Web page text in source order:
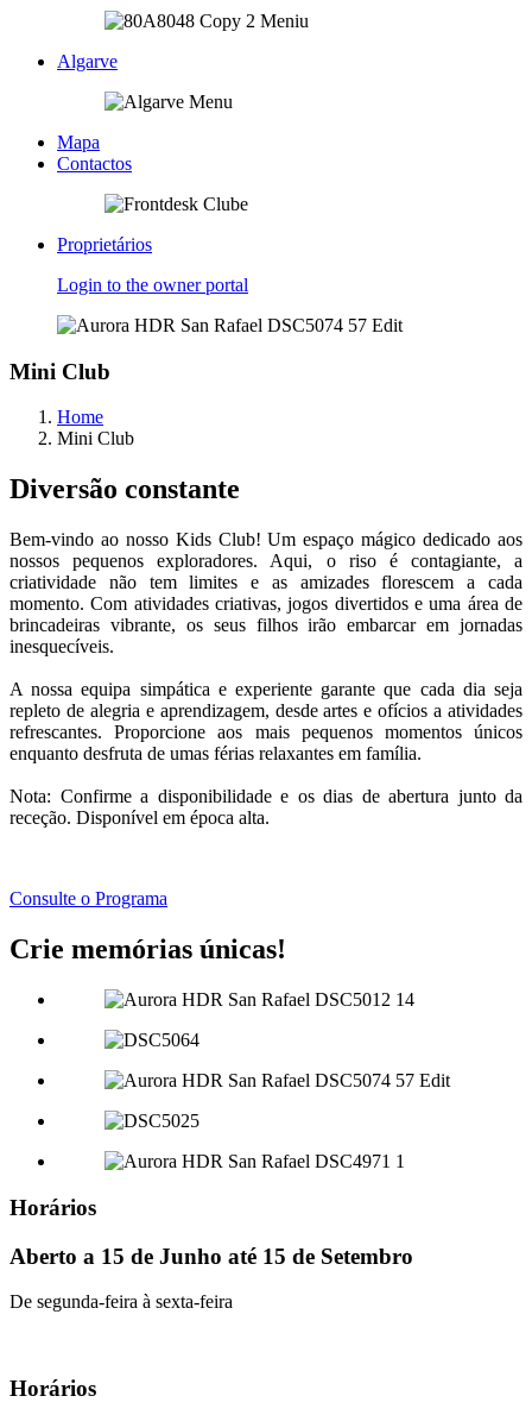
Algarve
Mapa
Contactos
Proprietários
Login to the owner portal
Mini Club
Home
Mini Club
Diversão constante
Bem-vindo ao nosso Kids Club! Um espaço mágico dedicado aos
nossos pequenos exploradores. Aqui, o riso é contagiante, a
criatividade não tem limites e as amizades florescem a cada
momento. Com atividades criativas, jogos divertidos e uma área de
brincadeiras vibrante, os seus filhos irão embarcar em jornadas
inesquecíveis.
A nossa equipa simpática e experiente garante que cada dia seja
repleto de alegria e aprendizagem, desde artes e ofícios a atividades
refrescantes. Proporcione aos mais pequenos momentos únicos
enquanto desfruta de umas férias relaxantes em família.
Nota: Confirme a disponibilidade e os dias de abertura junto da
receção. Disponível em época alta.
Consulte o Programa
Crie memórias únicas!
Horários
Aberto a 15 de Junho até 15 de Setembro
De segunda-feira à sexta-feira
Horários